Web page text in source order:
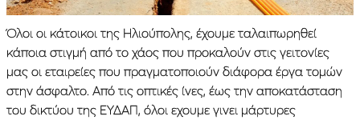
Όλοι οι κάτοικοι της Ηλιούπολης, έχουμε ταλαιπωρηθεί
κάποια στιγμή από το χάος που προκαλούν στις γειτονίες
μας οι εταιρείες που πραγματοποιούν διάφορα έργα τομών
στην άσφαλτο. Από τις οπτικές ίνες, έως την αποκατάσταση
του δικτύου της ΕΥΔΑΠ, όλοι εχουμε γινει μάρτυρες